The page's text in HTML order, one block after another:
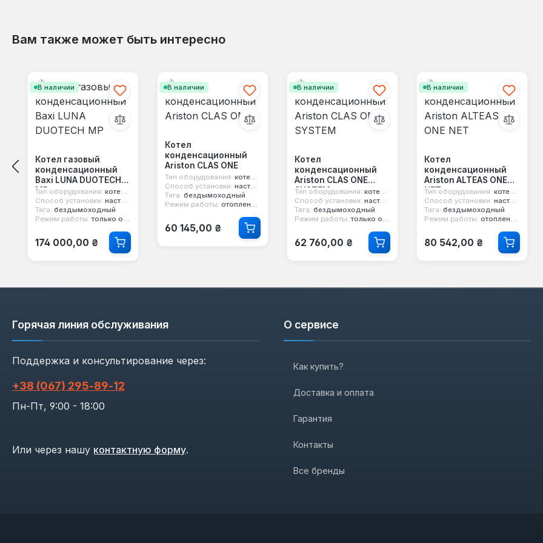
Вам также может быть интересно
В наличии
Котел газовый
конденсационный
Baxi LUNA DUOTECH
MP
Тип оборудования: котел конденсационный
Способ установки: настенный
Тяга: бездымоходный
Режим работы: только отопление
Обычная цена:
174 000,00 ₴
В наличии
Котел
конденсационный
Ariston CLAS ONE
Тип оборудования: котел конденсационный
Способ установки: настенный
Тяга: бездымоходный
Режим работы: отопление и горячая вода
Обычная цена:
60 145,00 ₴
В наличии
Котел
конденсационный
Ariston CLAS ONE
SYSTEM
Тип оборудования: котел конденсационный
Способ установки: настенный
Тяга: бездымоходный
Режим работы: только отопление
Обычная цена:
62 760,00 ₴
В наличии
Котел
конденсационный
Ariston ALTEAS ONE
NET
Тип оборудования: котел конденсационный
Способ установки: настенный
Тяга: бездымоходный
Режим работы: отопление и горячая вода
Обычная цена:
80 542,00 ₴
Горячая линия обслуживания
Поддержка и консультирование через:
+38 (067) 295‑89‑12
Пн-Пт, 9:00 - 18:00
Или через нашу контактную форму.
О сервисе
Как купить?
Доставка и оплата
Гарантия
Контакты
Все бренды